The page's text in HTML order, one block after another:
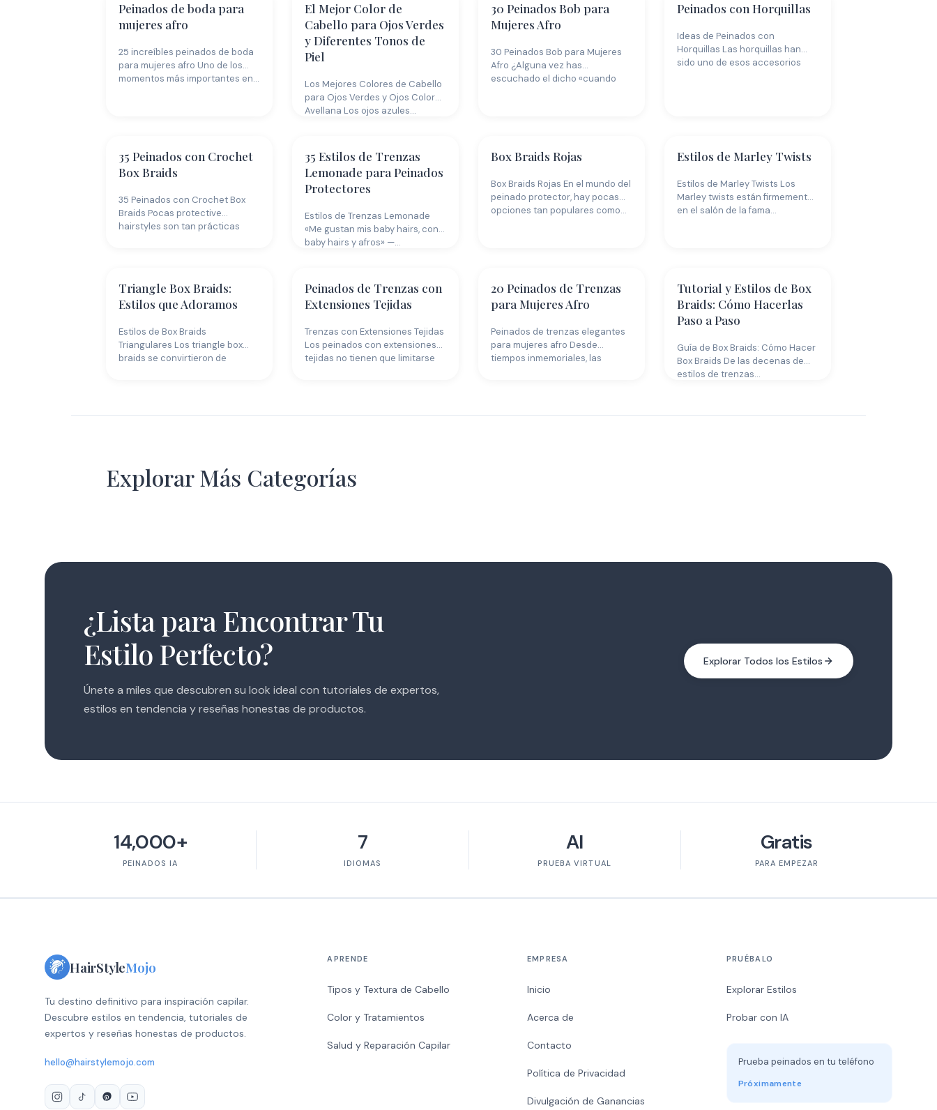
Peinados de boda para
mujeres afro
25 increíbles peinados de boda
para mujeres afro Uno de los
momentos más importantes en…
El Mejor Color de
Cabello para Ojos Verdes
y Diferentes Tonos de
Piel
Los Mejores Colores de Cabello
para Ojos Verdes y Ojos Color
Avellana Los ojos azules…
30 Peinados Bob para
Mujeres Afro
30 Peinados Bob para Mujeres
Afro ¿Alguna vez has
escuchado el dicho «cuando
Peinados con Horquillas
Ideas de Peinados con
Horquillas Las horquillas han
sido uno de esos accesorios
35 Peinados con Crochet
Box Braids
35 Peinados con Crochet Box
Braids Pocas protective
hairstyles son tan prácticas
35 Estilos de Trenzas
Lemonade para Peinados
Protectores
Estilos de Trenzas Lemonade
«Me gustan mis baby hairs, con
baby hairs y afros» —…
Box Braids Rojas
Box Braids Rojas En el mundo del
peinado protector, hay pocas
opciones tan populares como…
Estilos de Marley Twists
Estilos de Marley Twists Los
Marley twists están firmemente
en el salón de la fama…
Triangle Box Braids:
Estilos que Adoramos
Estilos de Box Braids
Triangulares Los triangle box
braids se convirtieron de
Peinados de Trenzas con
Extensiones Tejidas
Trenzas con Extensiones Tejidas
Los peinados con extensiones
tejidas no tienen que limitarse
20 Peinados de Trenzas
para Mujeres Afro
Peinados de trenzas elegantes
para mujeres afro Desde
tiempos inmemoriales, las
Tutorial y Estilos de Box
Braids: Cómo Hacerlas
Paso a Paso
Guía de Box Braids: Cómo Hacer
Box Braids De las decenas de
estilos de trenzas…
Explorar Más Categorías
Cabello
42 Estilos
Peinados Afro
42 Estilos
¿Lista para Encontrar Tu
Estilo Perfecto?
Únete a miles que descubren su look ideal con tutoriales de expertos,
estilos en tendencia y reseñas honestas de productos.
Explorar Todos los Estilos
14,000+
PEINADOS IA
7
IDIOMAS
AI
PRUEBA VIRTUAL
Gratis
PARA EMPEZAR
HairStyleMojo
Tu destino definitivo para inspiración capilar.
Descubre estilos en tendencia, tutoriales de
expertos y reseñas honestas de productos.
hello@hairstylemojo.com
APRENDE
Tipos y Textura de Cabello
Color y Tratamientos
Salud y Reparación Capilar
EMPRESA
Inicio
Acerca de
Contacto
Política de Privacidad
Divulgación de Ganancias
PRUÉBALO
Explorar Estilos
Probar con IA
Prueba peinados en tu teléfono
Próximamente